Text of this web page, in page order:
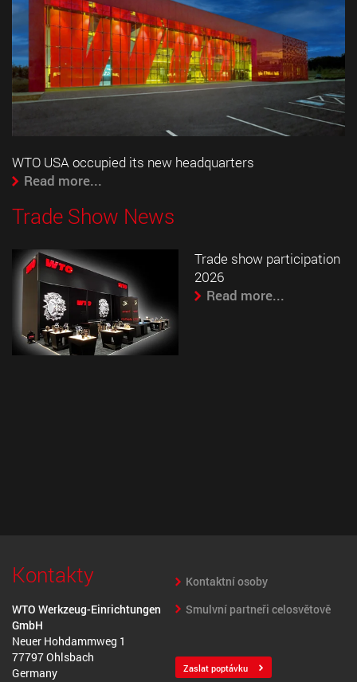
WTO USA occupied its new headquarters
Read more...
Trade Show News
Trade show participation
2026
Read more...
Kontakty
WTO Werkzeug-Einrichtungen
GmbH
Neuer Hohdammweg 1
77797 Ohlsbach
Germany
Kontaktní osoby
Smulvní partneři celosvětově
Zaslat poptávku